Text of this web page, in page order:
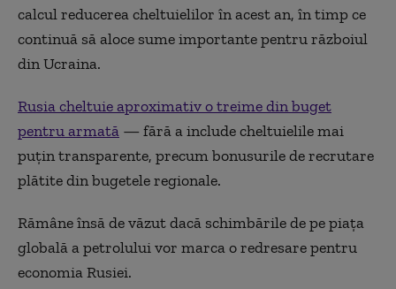
calcul reducerea cheltuielilor în acest an, în timp ce
continuă să aloce sume importante pentru războiul
din Ucraina.
Rusia cheltuie aproximativ o treime din buget
pentru armată — fără a include cheltuielile mai
puțin transparente, precum bonusurile de recrutare
plătite din bugetele regionale.
Rămâne însă de văzut dacă schimbările de pe piața
globală a petrolului vor marca o redresare pentru
economia Rusiei.